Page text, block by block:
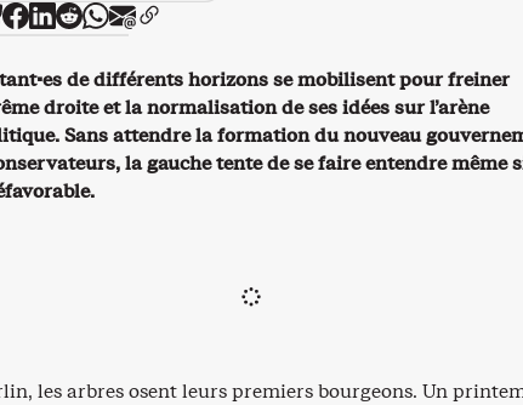
de différents horizons se mobilisent pour freiner
droite et la normalisation de ses idées sur l’arène
Sans attendre la formation du nouveau
la gauche tente de se faire entendre même
les arbres osent leurs premiers bourgeons. Un